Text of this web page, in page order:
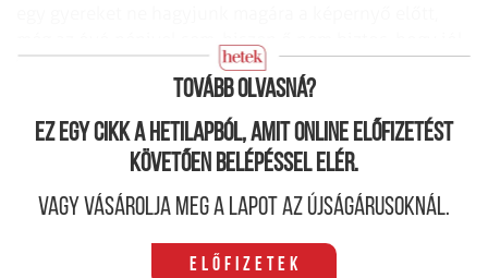
látja, mit is csinál a gyermekünk.
Tovább olvasná?
Ez egy cikk a hetilapból, amit online előfizetést
követően belépéssel elér.
Vagy vásárolja meg a lapot az újságárusoknál.
Előfizetek